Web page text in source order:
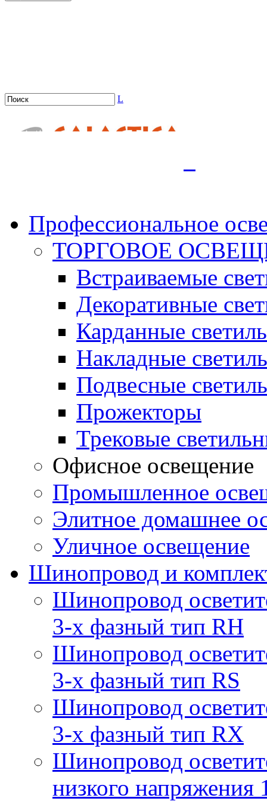
L
Профессиональное
ТОРГОВОЕ
Встраиваемые
Декоративные
Карданные
Накладные
Подвесные
Прожекторы
Трековые
Офисное освещение
Промышленное
Элитное домашнее
Уличное освещение
Шинопровод и
Шинопровод
3-х фазный тип RH
Шинопровод
3-х фазный тип RS
Шинопровод
3-х фазный тип RX
Шинопровод
низкого напряжения